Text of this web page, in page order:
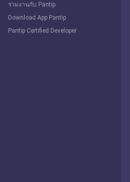
ร่วมงานกับ Pantip
Download App Pantip
Pantip Certified Developer